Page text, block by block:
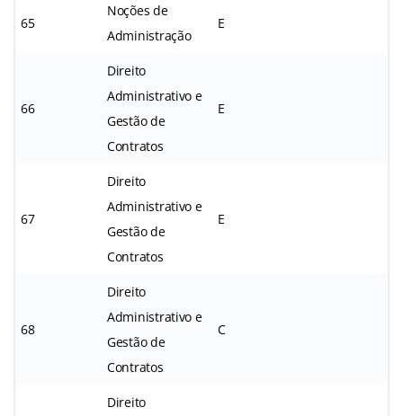
65
Noções de
Administração
E
66
Direito
Administrativo e
Gestão de
Contratos
E
67
Direito
Administrativo e
Gestão de
Contratos
E
68
Direito
Administrativo e
Gestão de
Contratos
C
Direito